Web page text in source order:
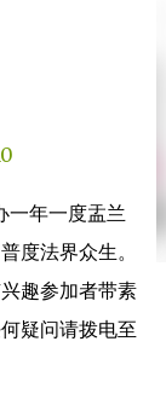
一年一度盂兰
度法界众生。
趣参加者带素
疑问请拨电至